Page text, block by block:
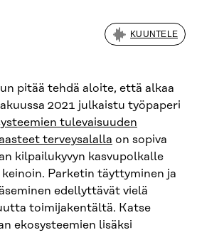
KUUNTELE
pitää tehdä aloite, että alkaa
2021 julkaistu työpaperi
tulevaisuuden
terveysalalla on sopiva
kilpailukyvyn kasvupolkalle
Parketin täyttyminen ja
edellyttävät vielä
toimijakentältä. Katse
ekosysteemien lisäksi